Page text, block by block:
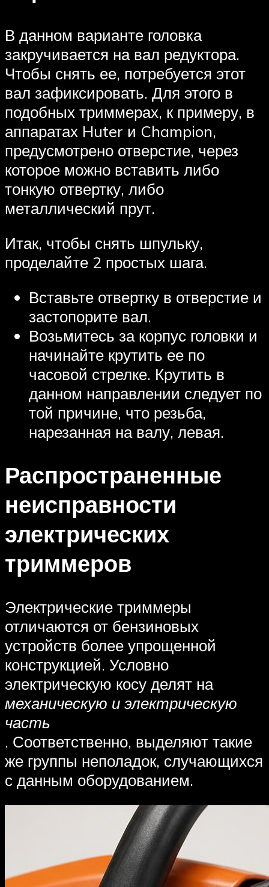
В данном варианте головка
закручивается на вал редуктора.
Чтобы снять ее, потребуется этот
вал зафиксировать. Для этого в
подобных триммерах, к примеру, в
аппаратах Huter и Champion,
предусмотрено отверстие, через
которое можно вставить либо
тонкую отвертку, либо
металлический прут.
Итак, чтобы снять шпульку,
проделайте 2 простых шага.
Вставьте отвертку в отверстие и
застопорите вал.
Возьмитесь за корпус головки и
начинайте крутить ее по
часовой стрелке. Крутить в
данном направлении следует по
той причине, что резьба,
нарезанная на валу, левая.
Распространенные
неисправности
электрических
триммеров
Электрические триммеры
отличаются от бензиновых
устройств более упрощенной
конструкцией. Условно
электрическую косу делят на
механическую и электрическую
часть
. Соответственно, выделяют такие
же группы неполадок, случающихся
с данным оборудованием.